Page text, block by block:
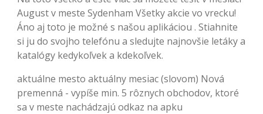
August v meste Sydenham Všetky akcie vo vrecku!
Áno aj toto je možné s našou aplikáciou . Stiahnite
si ju do svojho telefónu a sledujte najnovšie letáky a
katalógy kedykoľvek a kdekoľvek.
aktuálne mesto aktuálny mesiac (slovom) Nová
premenná - vypíše min. 5 rôznych obchodov, ktoré
sa v meste nachádzajú odkaz na apku